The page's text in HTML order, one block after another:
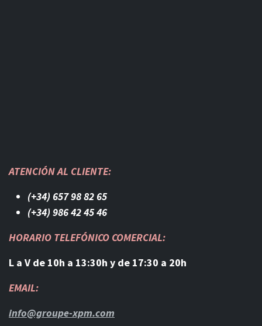
ATENCIÓN AL CLIENTE:
(+34) 657 98 82 65
(+34) 986 42 45 46​
HORARIO TELEFÓNICO COMERCIAL:
L a V de 10h a 13:30h y de 17:30 a 20h
EMAIL:
info@groupe-xpm.com